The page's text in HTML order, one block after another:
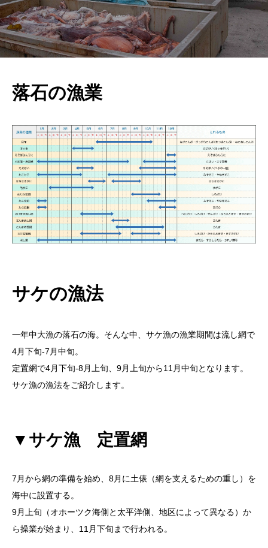
落石の漁業
サケの漁法
一年中大漁の落石の海。そんな中、サケ漁の漁業期間は流し網で
4月下旬-7月中旬。
定置網で4月下旬-8月上旬、9月上旬から11月中旬となります。
サケ漁の漁法をご紹介します。
▼サケ漁 定置網
7月から網の準備を始め、8月に土俵（網を支えるための重し）を
海中に設置する。
9月上旬（オホーツク海側と太平洋側、地区によって異なる）か
ら操業が始まり、11月下旬まで行われる。